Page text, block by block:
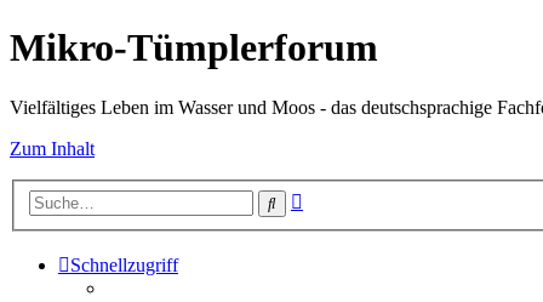
Mikro-Tümplerforum
Vielfältiges Leben im Wasser und Moos - das deutschsprachige
Zum Inhalt
Suche
Schnellzugriff